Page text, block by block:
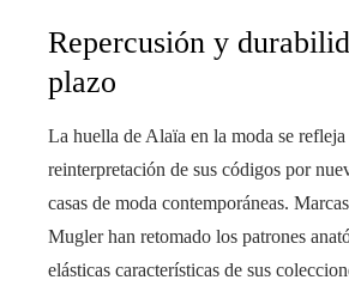
Repercusión y
plazo
La huella de Alaïa en la moda se
reinterpretación de sus códigos por
casas de moda contemporáneas.
Mugler han retomado los patrones
elásticas características de sus